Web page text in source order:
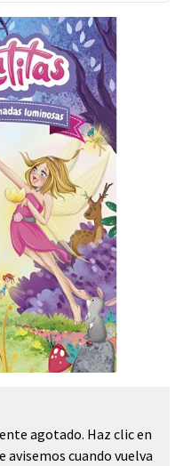
agotado. Haz clic en
avisemos cuando vuelva